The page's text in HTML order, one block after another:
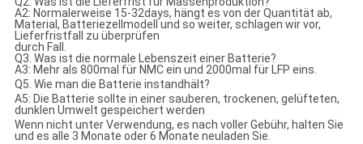
A2: Normalerweise 15-32days, hängt es von der Quantität ab,
Material, Batteriezellmodell und so weiter, schlagen wir vor,
Lieferfristfall zu überprüfen
durch Fall.
Q3. Was ist die normale Lebenszeit einer Batterie?
A3: Mehr als 800mal für NMC ein und 2000mal für LFP eins.
Q5. Wie man die Batterie instandhält?
A5: Die Batterie sollte in einer sauberen, trockenen, gelüfteten,
dunklen Umwelt gespeichert werden
Wenn nicht unter Verwendung, es nach voller Gebühr, halten Sie
und es alle 3 Monate oder 6 Monate neuladen Sie.